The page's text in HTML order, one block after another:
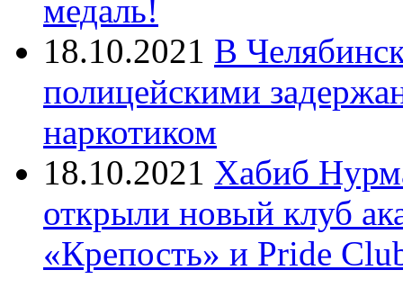
медаль!
18.10.2021 В
полицейскими
наркотиком
18.10.2021 Хабиб
открыли новый клуб
«Крепость» и Pride